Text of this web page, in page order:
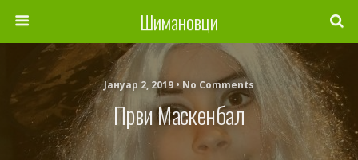
Шимановци
Јануар 2, 2019 • No Comments
Први Маскенбал